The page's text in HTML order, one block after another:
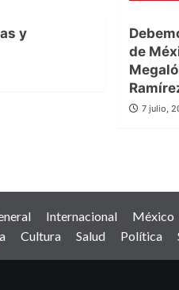
y
de
7 julio,
Internacional México
Cultura Salud Política